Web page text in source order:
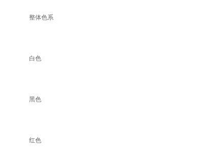
整体色系
白色
黑色
红色